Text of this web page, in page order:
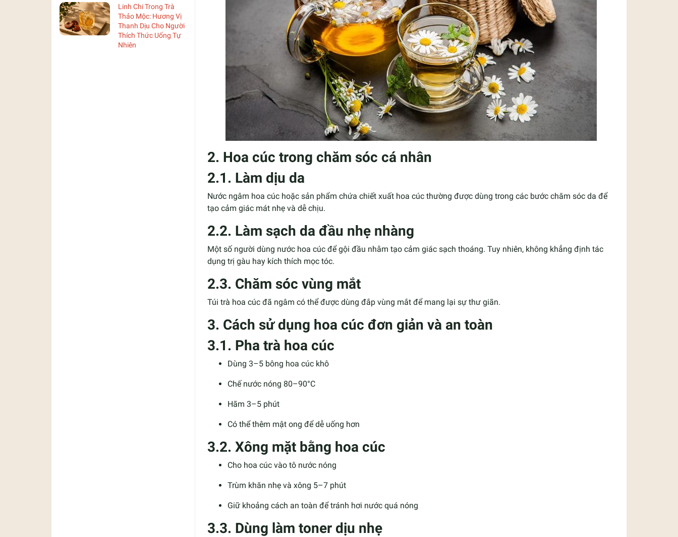
Linh Chi Trong Trà
Thảo Mộc: Hương Vị
Thanh Dịu Cho Người
Thích Thức Uống Tự
Nhiên
2. Hoa cúc trong chăm sóc cá nhân
2.1. Làm dịu da
Nước ngâm hoa cúc hoặc sản phẩm chứa chiết xuất hoa cúc thường được dùng trong các bước chăm sóc da để
tạo cảm giác mát nhẹ và dễ chịu.
2.2. Làm sạch da đầu nhẹ nhàng
Một số người dùng nước hoa cúc để gội đầu nhằm tạo cảm giác sạch thoáng. Tuy nhiên, không khẳng định tác
dụng trị gàu hay kích thích mọc tóc.
2.3. Chăm sóc vùng mắt
Túi trà hoa cúc đã ngâm có thể được dùng đắp vùng mắt để mang lại sự thư giãn.
3. Cách sử dụng hoa cúc đơn giản và an toàn
3.1. Pha trà hoa cúc
Dùng 3–5 bông hoa cúc khô
Chế nước nóng 80–90°C
Hãm 3–5 phút
Có thể thêm mật ong để dễ uống hơn
3.2. Xông mặt bằng hoa cúc
Cho hoa cúc vào tô nước nóng
Trùm khăn nhẹ và xông 5–7 phút
Giữ khoảng cách an toàn để tránh hơi nước quá nóng
3.3. Dùng làm toner dịu nhẹ